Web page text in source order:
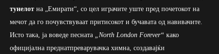
тунелот на „Емирати“, со цел играчите уште пред почетокот на
мечот да го почувствуваат притисокот и бучавата од навивачите.
Исто така, ја воведе песната „North London Forever“ како
официјална преднатпреварувачка химна, создавајќи